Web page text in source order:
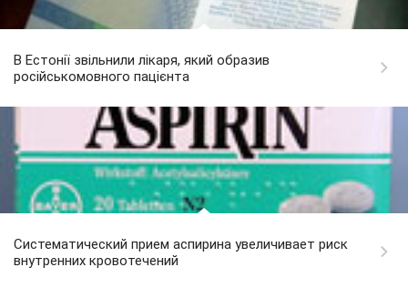
В Естонії звільнили лікаря, який образив
російськомовного пацієнта
Систематический прием аспирина увеличивает риск
внутренних кровотечений